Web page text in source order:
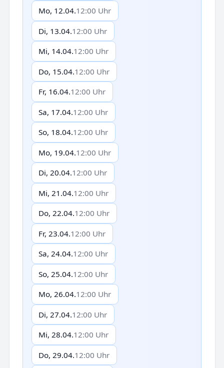
Mo, 12.04.12:00 Uhr
Di, 13.04.12:00 Uhr
Mi, 14.04.12:00 Uhr
Do, 15.04.12:00 Uhr
Fr, 16.04.12:00 Uhr
Sa, 17.04.12:00 Uhr
So, 18.04.12:00 Uhr
Mo, 19.04.12:00 Uhr
Di, 20.04.12:00 Uhr
Mi, 21.04.12:00 Uhr
Do, 22.04.12:00 Uhr
Fr, 23.04.12:00 Uhr
Sa, 24.04.12:00 Uhr
So, 25.04.12:00 Uhr
Mo, 26.04.12:00 Uhr
Di, 27.04.12:00 Uhr
Mi, 28.04.12:00 Uhr
Do, 29.04.12:00 Uhr